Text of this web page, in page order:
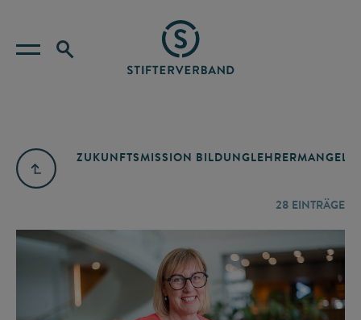
ZUKUNFTSMISSION BILDUNGLEHRERMANGEL
28 EINTRÄGE